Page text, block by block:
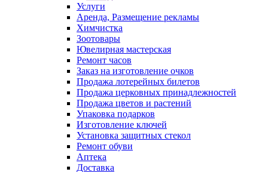
Услуги
Аренда, Размещение рекламы
Химчистка
Зоотовары
Ювелирная мастерская
Ремонт часов
Заказ на изготовление очков
Продажа лотерейных билетов
Продажа церковных принадлежностей
Продажа цветов и растений
Упаковка подарков
Изготовление ключей
Установка защитных стекол
Ремонт обуви
Аптека
Доставка